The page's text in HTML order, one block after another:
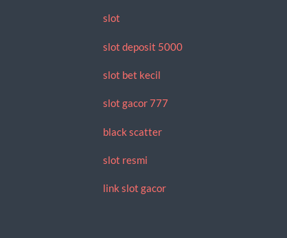
slot
slot deposit 5000
slot bet kecil
slot gacor 777
black scatter
slot resmi
link slot gacor